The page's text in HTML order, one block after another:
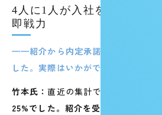
4人に1人が入社を決意。初
即戦力
——紹介から内定承諾に至る「歩留ま
した。実際はいかがですか？
竹本氏：直近の集計では、
25%でした。紹介を受けた4人に1人